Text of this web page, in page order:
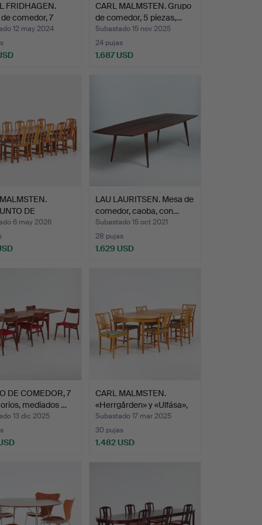
FRIDHAGEN.
comedor, 7
12 may 2024
CARL MALMSTEN. Grupo
de comedor, 5 piezas,…
Subastado 15 nov 2025
24 pujas
1.687 USD
DE
13+3 p…
6 may 2026
LAU LAURITSEN. Mesa de
comedor, caoba, con…
Subastado 15 oct 2021
28 pujas
1.629 USD
DE COMEDOR, 7
mediados …
13 dic 2025
CARL MALMSTEN.
«Herrgården» y «Ulfása»,
gr…
Subastado 17 mar 2025
30 pujas
1.482 USD